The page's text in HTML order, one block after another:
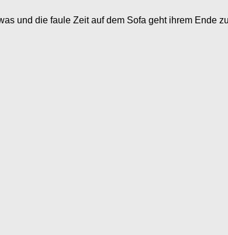
und die faule Zeit auf dem Sofa geht ihrem Ende